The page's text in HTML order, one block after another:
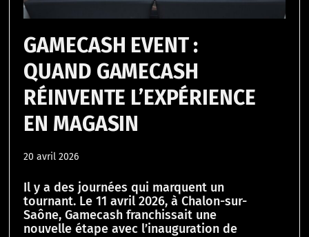
GAMECASH EVENT :
QUAND GAMECASH
RÉINVENTE L’EXPÉRIENCE
EN MAGASIN
20 avril 2026
Il y a des journées qui marquent un
tournant. Le 11 avril 2026, à Chalon-sur-
Saône, Gamecash franchissait une
nouvelle étape avec l’inauguration de